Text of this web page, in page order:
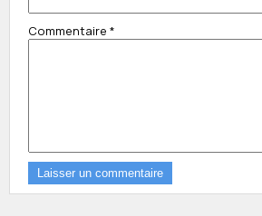
Commentaire *